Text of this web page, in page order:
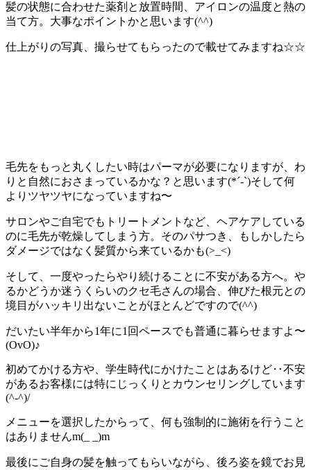
髪の状態に合わせた薬剤と放置時間、アイロンの温度と熱の
当て方。大事なポイントかと思います(^^)
仕上がりの写真、撮らせてもらったので載せてみますね☆☆
毛先をもっと丸くしたい時はパーマが必要になりますが、わ
りと自然におさまっているかな？と思います(*´-`)そして何
よりツヤツヤになっていますね〜
サロンやご自宅でもトリートメントなど、ヘアケアしている
のに毛先が乾燥してしまう方。そのパサつき、もしかしたら
ダメージではなく髪質から来ているかも(>_<)
そして、一度やったらやり続けることに不安がある方へ。や
るかどうか迷うくらいのクセ毛さんの場合、伸びた根元との
境目がハッキリ出ないことがほとんどですので(^^)
だいたい半年から1年に1回ペースでも普通に暮らせますよ〜
(OvO)♪
初めてかける方や、学生時代にかけたことはあるけど‥不安
があるお客様には特にじっくりとカウンセリングしています
(^-^)/
メニューを選択したからって、何も強制的に施術を行うこと
はありませんm(_ _)m
最後にご自身の髪を触ってもらいながら、後ろ姿を鏡でお見